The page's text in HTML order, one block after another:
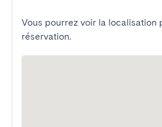
Vous pourrez voir la localisation
réservation.